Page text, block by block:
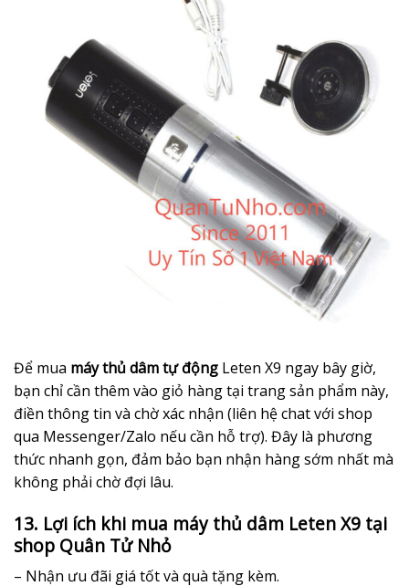
Để mua máy thủ dâm tự động Leten X9 ngay bây giờ,
bạn chỉ cần thêm vào giỏ hàng tại trang sản phẩm này,
điền thông tin và chờ xác nhận (liên hệ chat với shop
qua Messenger/Zalo nếu cần hỗ trợ). Đây là phương
thức nhanh gọn, đảm bảo bạn nhận hàng sớm nhất mà
không phải chờ đợi lâu.
13. Lợi ích khi mua máy thủ dâm Leten X9 tại
shop Quân Tử Nhỏ
– Nhận ưu đãi giá tốt và quà tặng kèm.